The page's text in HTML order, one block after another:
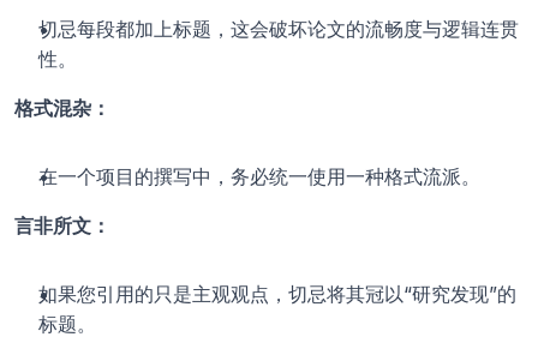
切忌每段都加上标题，这会破坏论文的流畅度与逻辑连贯
性。
格式混杂：
在一个项目的撰写中，务必统一使用一种格式流派。
言非所文：
如果您引用的只是主观观点，切忌将其冠以“研究发现”的
标题。